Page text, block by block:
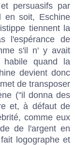
persuasifs par
en soit, Eschine
tiennent la
l'espérance de
s'il n' y avait
quand la
devient donc
de transposer
("il donna des
et, à défaut de
comme eux
de l'argent en
logographe et